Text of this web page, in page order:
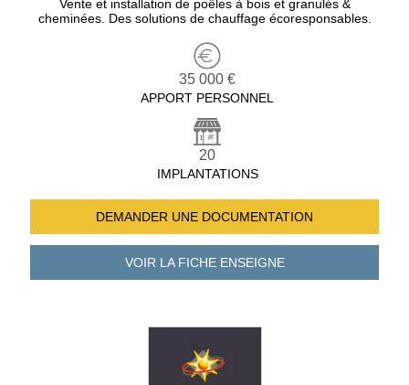
Vente et installation de poêles à bois et granulés &
cheminées. Des solutions de chauffage écoresponsables.
35 000 €
APPORT PERSONNEL
20
IMPLANTATIONS
DEMANDER UNE DOCUMENTATION
VOIR LA FICHEENSEIGNE